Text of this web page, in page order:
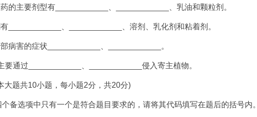
主要剂型有____________、____________、乳油和颗粒剂。
、____________、溶剂、乳化剂和粘着剂。
害的症状____________、____________。
通过____________、____________侵入寄主植物。
题共10小题，每小题2分，共20分)
选项中只有一个是符合题目要求的，请将其代码填写在题后的括号内。